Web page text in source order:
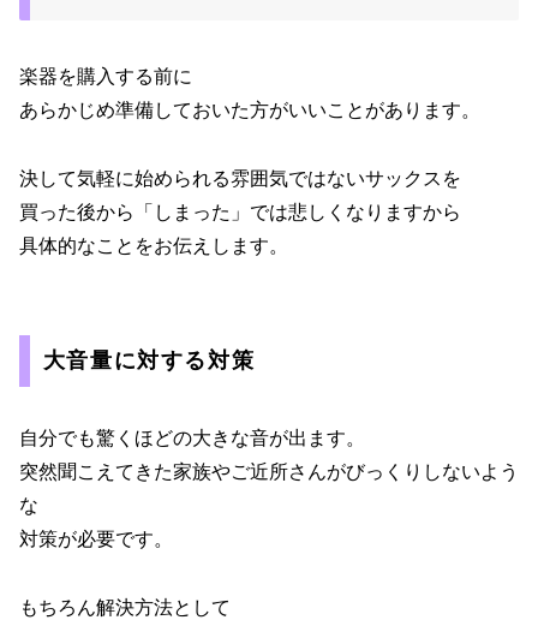
楽器を購入する前に
あらかじめ準備しておいた方がいいことがあります。
決して気軽に始められる雰囲気ではないサックスを
買った後から「しまった」では悲しくなりますから
具体的なことをお伝えします。
大音量に対する対策
自分でも驚くほどの大きな音が出ます。
突然聞こえてきた家族やご近所さんがびっくりしないよう
な
対策が必要です。
もちろん解決方法として